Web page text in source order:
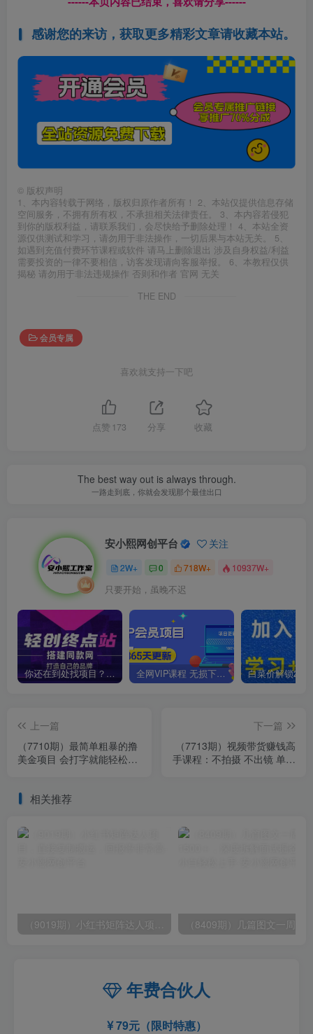
感谢您的来访，获取更多精彩文章请收藏本站。
© 版权声明
1、本内容转载于网络，版权归原作者所有！ 2、本站仅提供信息存储
空间服务，不拥有所有权，不承担相关法律责任。 3、本内容若侵犯
到你的版权利益，请联系我们，会尽快给予删除处理！ 4、本站全资
源仅供测试和学习，请勿用于非法操作，一切后果与本站无关。 5、
如遇到充值付费环节课程或软件 请马上删除退出 涉及自身权益/利益
需要投资的一律不要相信，访客发现请向客服举报。 6、本教程仅供
揭秘 请勿用于非法违规操作 否则和作者 官网 无关
THE END
会员专属
喜欢就支持一下吧
点赞 173 分享 收藏
The best way out is always through.
一路走到底，你就会发现那个最佳出口
安小熙网创平台 关注
2W+ 0 718W+ 10937W+
只要开始，虽晚不迟
你还在到处找项目？还在当韭菜？我靠卖项目一个月收入5万+，曾经我也是个失败者。 全网VIP课程 无损下载~
上一篇
（7710期）最简单粗暴的撸
美金项目 会打字就能轻松赚
下一篇
（7713期）视频带货赚钱高
手课程：不拍摄 不出镜 单月
相关推荐
年费合伙人
79元（限时特惠）